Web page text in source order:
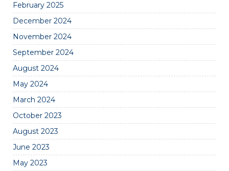
February 2025
December 2024
November 2024
September 2024
August 2024
May 2024
March 2024
October 2023
August 2023
June 2023
May 2023